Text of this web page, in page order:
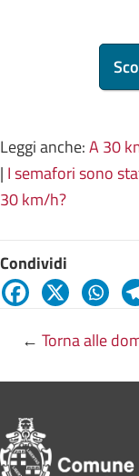
Leggi anche:A 30
| I semafori sono
30 km/h?
Condividi
← Torna alle